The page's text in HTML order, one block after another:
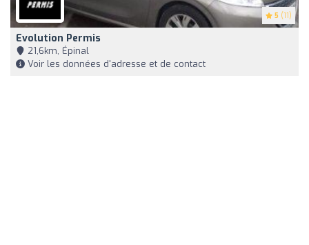
5 (11)
Evolution Permis
21,6km, Épinal
Voir les données d'adresse et de contact